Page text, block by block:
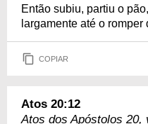
Então subiu, partiu o
largamente até o
COPIAR
Atos 20:12
Atos dos Apóstolos 20,